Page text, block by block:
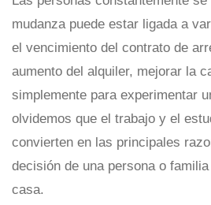
mudanza puede estar ligada a
el vencimiento del contrato de
aumento del alquiler, mejorar la
simplemente para experimentar
olvidemos que el trabajo y el
convierten en las principales
decisión de una persona o
casa.